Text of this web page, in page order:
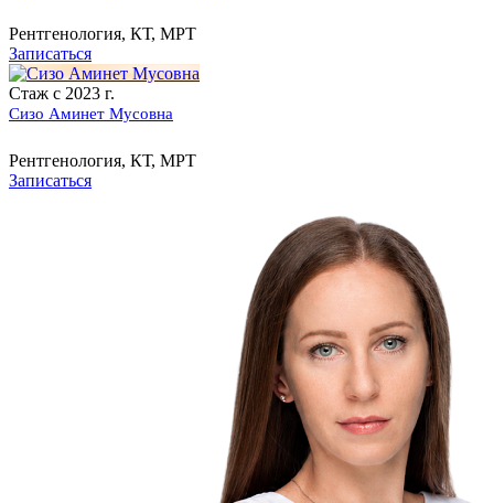
Рентгенология, КТ, МРТ
Записаться
Стаж с 2023 г.
Сизо Аминет Мусовна
Рентгенология, КТ, МРТ
Записаться